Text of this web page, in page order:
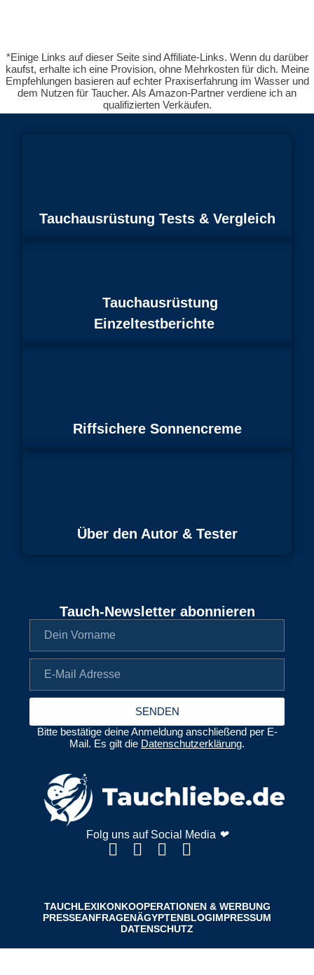
*Einige Links auf dieser Seite sind Affiliate-Links. Wenn du darüber
kaufst, erhalte ich eine Provision, ohne Mehrkosten für dich. Meine
Empfehlungen basieren auf echter Praxiserfahrung im Wasser und
dem Nutzen für Taucher. Als Amazon-Partner verdiene ich an
qualifizierten Verkäufen.
Tauchausrüstung Tests & Vergleich
Tauchausrüstung
Einzeltestberichte
Riffsichere Sonnencreme
Über den Autor & Tester
Folg uns auf Social Media ❤
Tauch-Newsletter abonnieren
SENDEN
Bitte bestätige deine Anmeldung anschließend per E-
Mail. Es gilt die Datenschutzerklärung.
TAUCHLEXIKONKOOPERATIONEN & WERBUNG
PRESSEANFRAGENÄGYPTENBLOGIMPRESSUM
DATENSCHUTZ